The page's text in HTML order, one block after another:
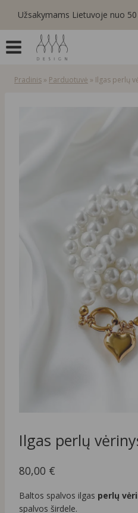
content
Užsakymams Lietuvoje nuo
Pradinis » Parduotuvė » Ilgas perlų
Ilgas perlų
80,00 €
Baltos spalvos ilgas perlų
spalvos širdele.